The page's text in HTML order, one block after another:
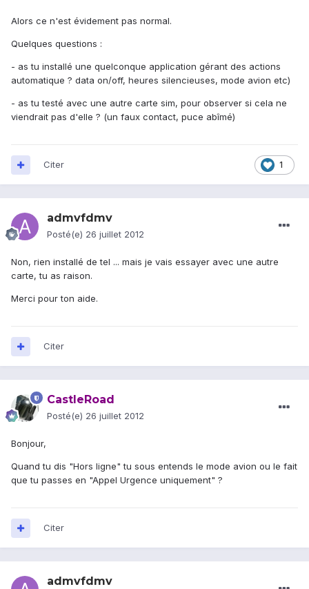
Alors ce n'est évidement pas normal.
Quelques questions :
- as tu installé une quelconque application gérant des actions
automatique ? data on/off, heures silencieuses, mode avion etc)
- as tu testé avec une autre carte sim, pour observer si cela ne
viendrait pas d'elle ? (un faux contact, puce abîmé)
1
Citer
admvfdmv
Posté(e) 26 juillet 2012
Non, rien installé de tel ... mais je vais essayer avec une autre
carte, tu as raison.
Merci pour ton aide.
Citer
CastleRoad
Posté(e) 26 juillet 2012
Bonjour,
Quand tu dis "Hors ligne" tu sous entends le mode avion ou le fait
que tu passes en "Appel Urgence uniquement" ?
Citer
admvfdmv